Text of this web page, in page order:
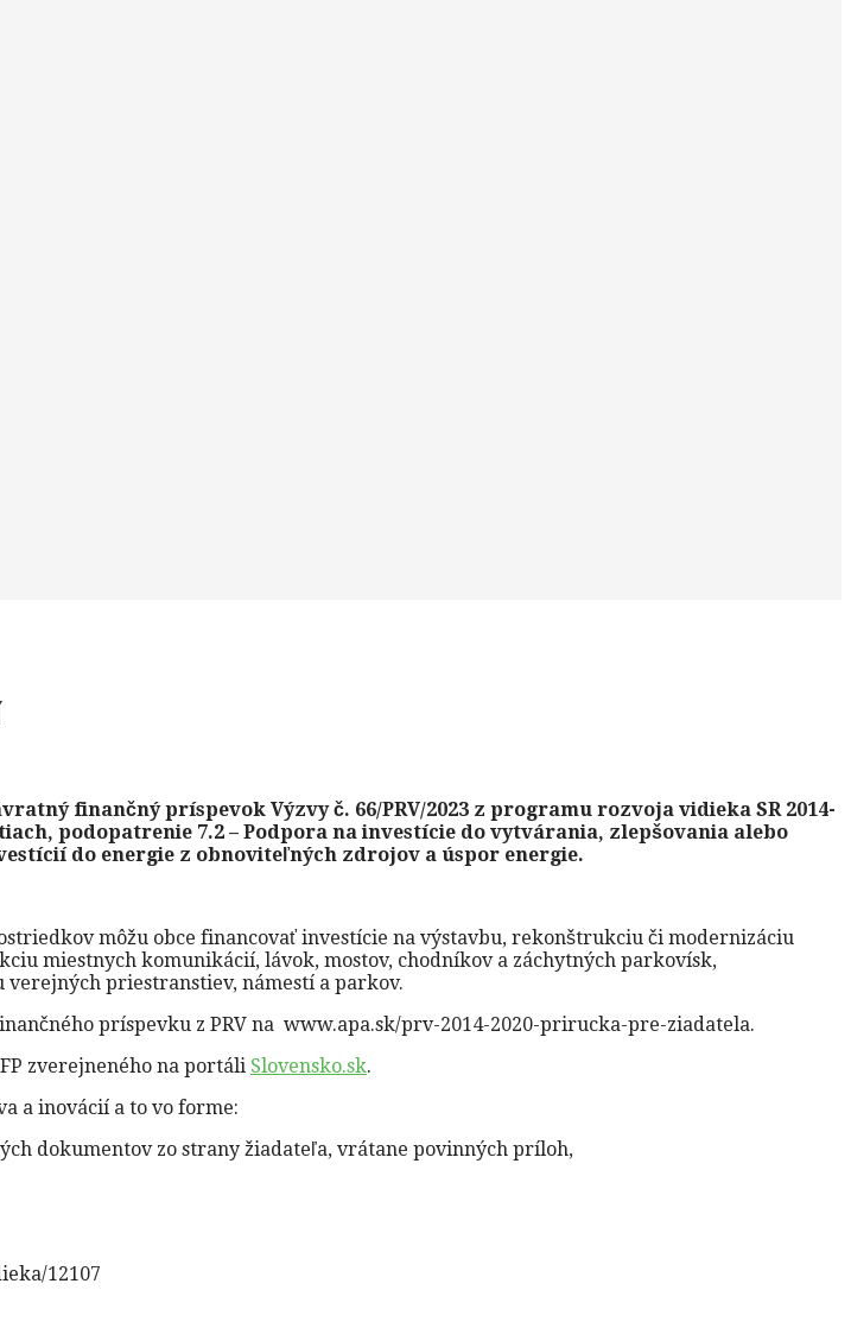
finančný príspevok Výzvy č. 66/PRV/2023 z programu rozvoja vidieka SR 2014-
podopatrenie 7.2 – Podpora na investície do vytvárania, zlepšovania alebo
do energie z obnoviteľných zdrojov a úspor energie.
môžu obce financovať investície na výstavbu, rekonštrukciu či modernizáciu
miestnych komunikácií, lávok, mostov, chodníkov a záchytných parkovísk,
priestranstiev, námestí a parkov.
príspevku z PRV na www.apa.sk/prv-2014-2020-prirucka-pre-ziadatela.
zverejneného na portáli Slovensko.sk.
a inovácií a to vo forme:
dokumentov zo strany žiadateľa, vrátane povinných príloh,
12107